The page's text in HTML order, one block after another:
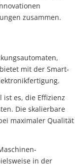
zusammen.
mit der Smart-
ist es, die Effizienz
Die skalier­bare
maxi­maler Qualität
in der